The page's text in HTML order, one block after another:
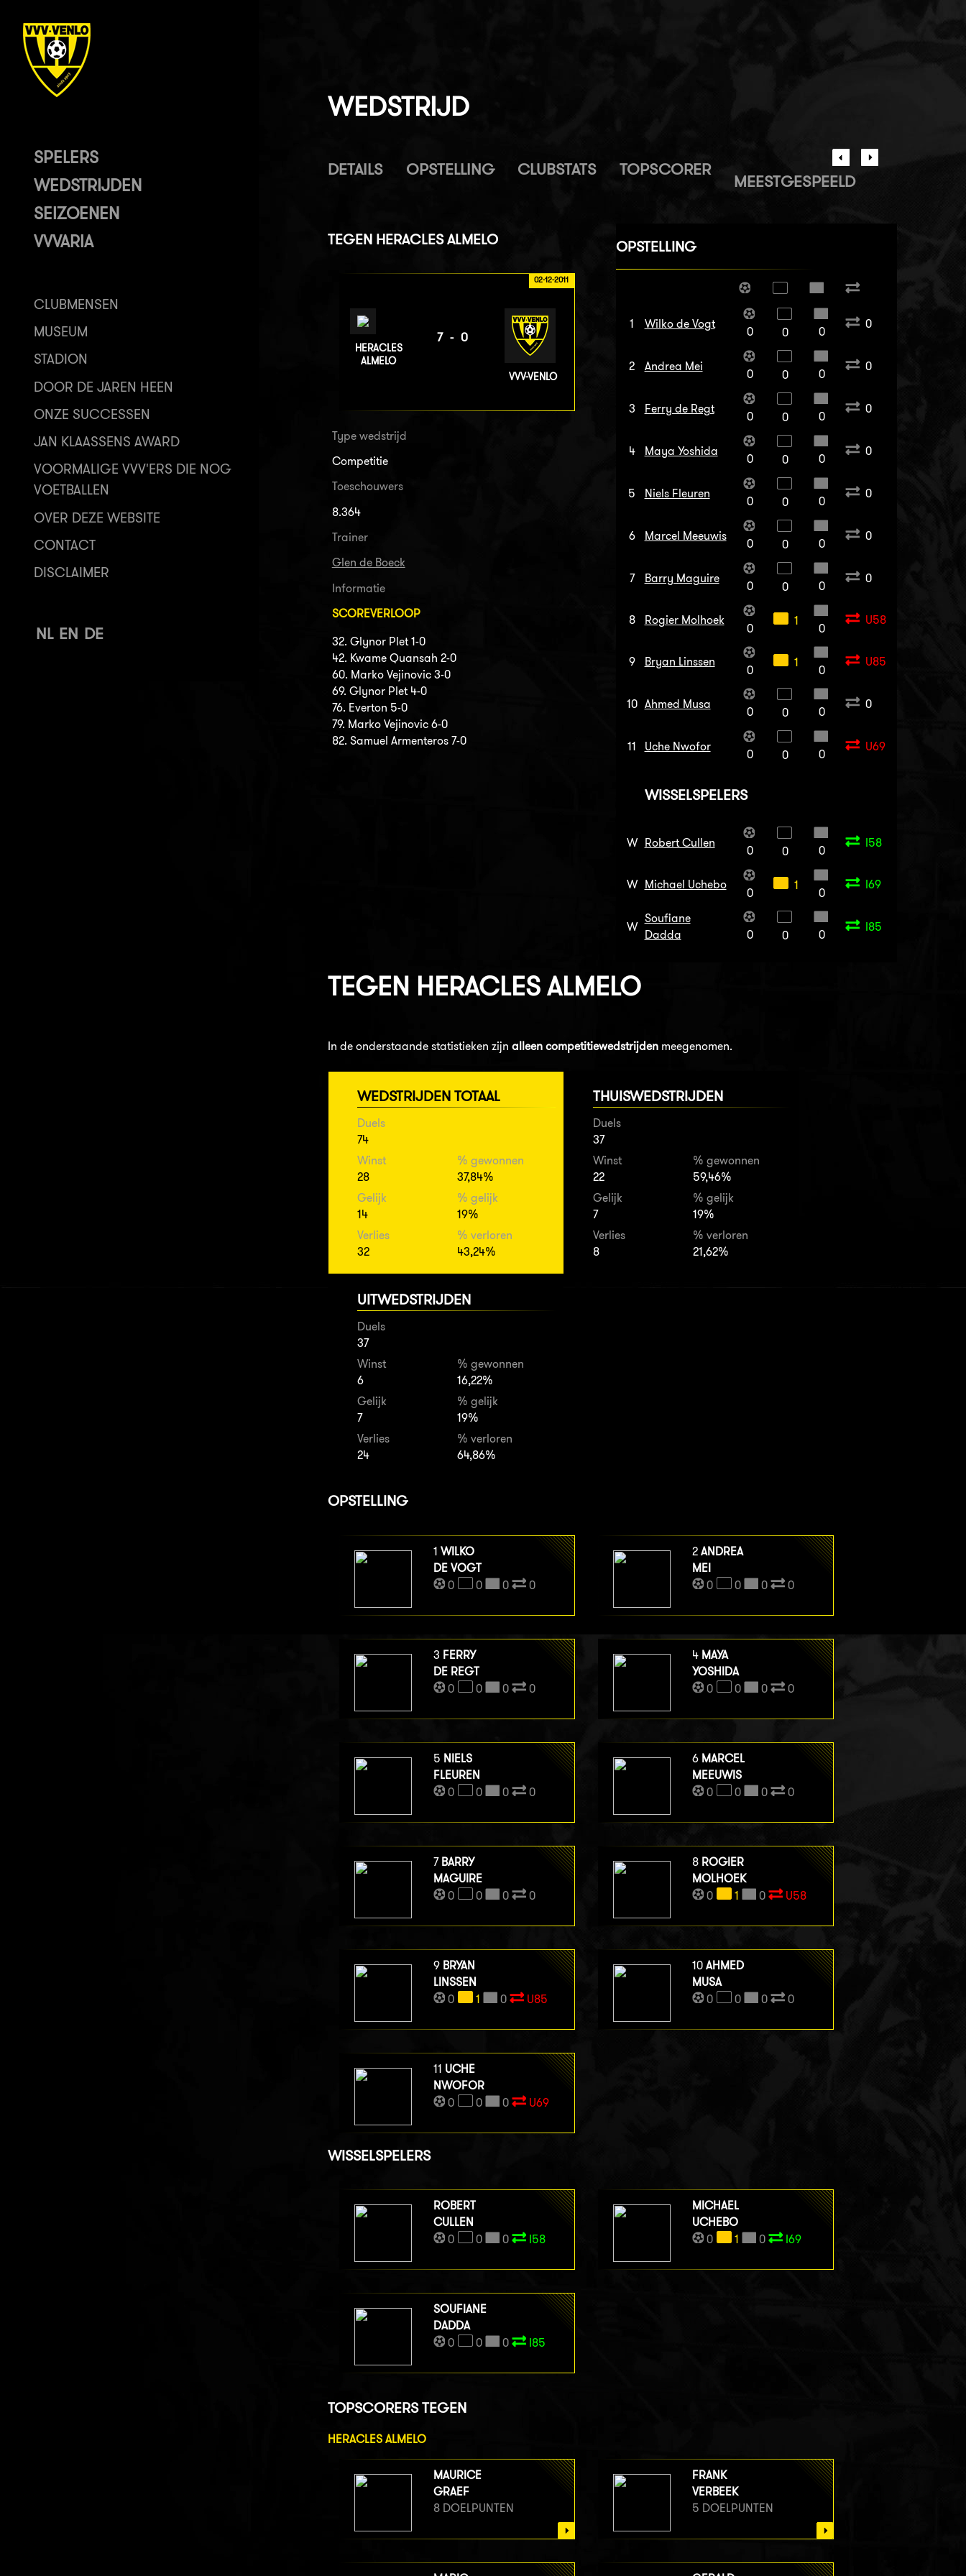
SPELERS
WEDSTRIJDEN
SEIZOENEN
VVVARIA
CLUBMENSEN
MUSEUM
STADION
DOOR DE JAREN HEEN
ONZE SUCCESSEN
JAN KLAASSENS AWARD
VOORMALIGE VVV'ERS DIE NOG
VOETBALLEN
OVER DEZE WEBSITE
CONTACT
DISCLAIMER
NL EN DE
WEDSTRIJD
DETAILS OPSTELLING CLUBSTATS TOPSCORER
MEESTGESPEELD
TEGEN HERACLES ALMELO
02-12-2011
HERACLES
ALMELO
7-0
VVV-VENLO
Type wedstrijd
Competitie
Toeschouwers
8.364
Trainer
Glen de Boeck
Informatie
SCOREVERLOOP
32. Glynor Plet 1-0
42. Kwame Quansah 2-0
60. Marko Vejinovic 3-0
69. Glynor Plet 4-0
76. Everton 5-0
79. Marko Vejinovic 6-0
82. Samuel Armenteros 7-0
OPSTELLING
1 Wilko de Vogt
0 0 0
0
2 Andrea Mei
0 0 0
0
3 Ferry de Regt
0 0 0
0
4 Maya Yoshida
0 0 0
0
5 Niels Fleuren
0 0 0
0
6 Marcel Meeuwis
0 0 0
0
7 Barry Maguire
0 0 0
0
8 Rogier Molhoek
0
1
0
U58
9 Bryan Linssen
0
1
0
U85
10 Ahmed Musa
0 0 0
0
11 Uche Nwofor
0 0 0
U69
WISSELSPELERS
W Robert Cullen
0 0 0
I58
W Michael Uchebo
0
1
0
I69
W
Soufiane
Dadda
0 0 0
I85
TEGEN HERACLES ALMELO
In de onderstaande statistieken zijn alleen competitiewedstrijdenmeegenomen.
WEDSTRIJDEN TOTAAL
Duels
74
Winst
28
% gewonnen
37,84%
Gelijk
14
% gelijk
19%
Verlies
32
% verloren
43,24%
THUISWEDSTRIJDEN
Duels
37
Winst
22
% gewonnen
59,46%
Gelijk
7
% gelijk
19%
Verlies
8
% verloren
21,62%
UITWEDSTRIJDEN
Duels
37
Winst
6
% gewonnen
16,22%
Gelijk
7
% gelijk
19%
Verlies
24
% verloren
64,86%
OPSTELLING
1 WILKO
DE VOGT
0
0 0 0
2 ANDREA
MEI
0
0 0 0
3 FERRY
DE REGT
0
0 0 0
4 MAYA
YOSHIDA
0
0 0 0
5 NIELS
FLEUREN
0
0 0 0
6 MARCEL
MEEUWIS
0
0 0 0
7 BARRY
MAGUIRE
0
0 0 0
8 ROGIER
MOLHOEK
0
1 0 U58
9 BRYAN
LINSSEN
0
1 0 U85
10 AHMED
MUSA
0
0 0 0
11 UCHE
NWOFOR
0
0 0 U69
WISSELSPELERS
ROBERT
CULLEN
0
0 0 I58
MICHAEL
UCHEBO
0
1 0 I69
SOUFIANE
DADDA
0
0 0 I85
TOPSCORERS TEGEN
HERACLES ALMELO
MAURICE
GRAEF
8 DOELPUNTEN
FRANK
VERBEEK
5 DOELPUNTEN